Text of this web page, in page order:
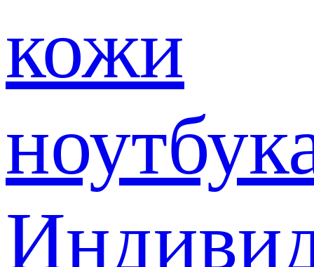
кожи